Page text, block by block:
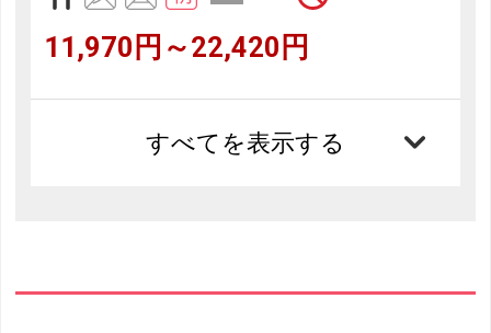
11,970円～22,420円
すべてを表示する